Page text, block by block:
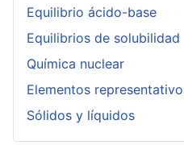
Equilibrio ácido-base
Equilibrios de solubilidad
Química nuclear
Elementos
Sólidos y líquidos